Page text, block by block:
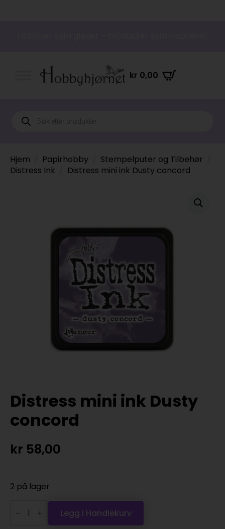
kr 0,00
Products
search
Hjem Papirhobby
Stempelputer og Tilbehør
Distress Ink
Distress mini ink Dusty concord
Distress mini ink Dusty
concord
kr 58,00
2 på lager
Legg I Handlekurv